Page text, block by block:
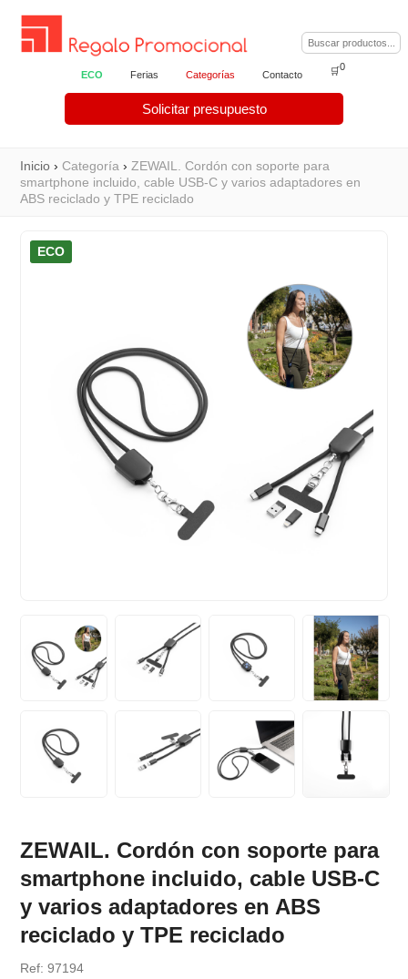
ECO Ferias Categorías Contacto
Solicitar presupuesto
🛒0
Inicio ›Categoría › ZEWAIL. Cordón con soporte para
smartphone incluido, cable USB-C y varios adaptadores en
ABS reciclado y TPE reciclado
ECO
ZEWAIL. Cordón con soporte para
smartphone incluido, cable USB-C
y varios adaptadores en ABS
reciclado y TPE reciclado
Ref: 97194